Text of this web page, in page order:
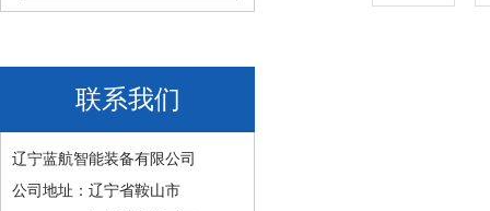
联系我们
辽宁蓝航智能装备有限公司
公司地址：辽宁省鞍山市